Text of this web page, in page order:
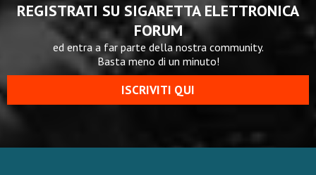
REGISTRATI SU SIGARETTA ELETTRONICA
FORUM
ed entra a far parte della nostra community.
Basta meno di un minuto!
ISCRIVITI QUI